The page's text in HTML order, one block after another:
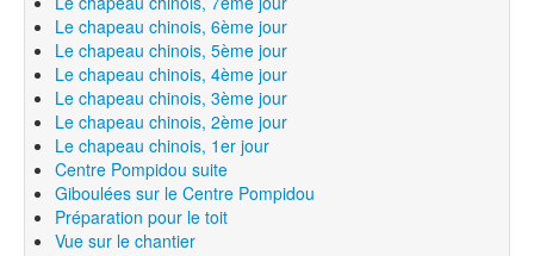
Le chapeau chinois, 6ème jour
Le chapeau chinois, 5ème jour
Le chapeau chinois, 4ème jour
Le chapeau chinois, 3ème jour
Le chapeau chinois, 2ème jour
Le chapeau chinois, 1er jour
Centre Pompidou suite
Giboulées sur le Centre Pompidou
Préparation pour le toit
Vue sur le chantier